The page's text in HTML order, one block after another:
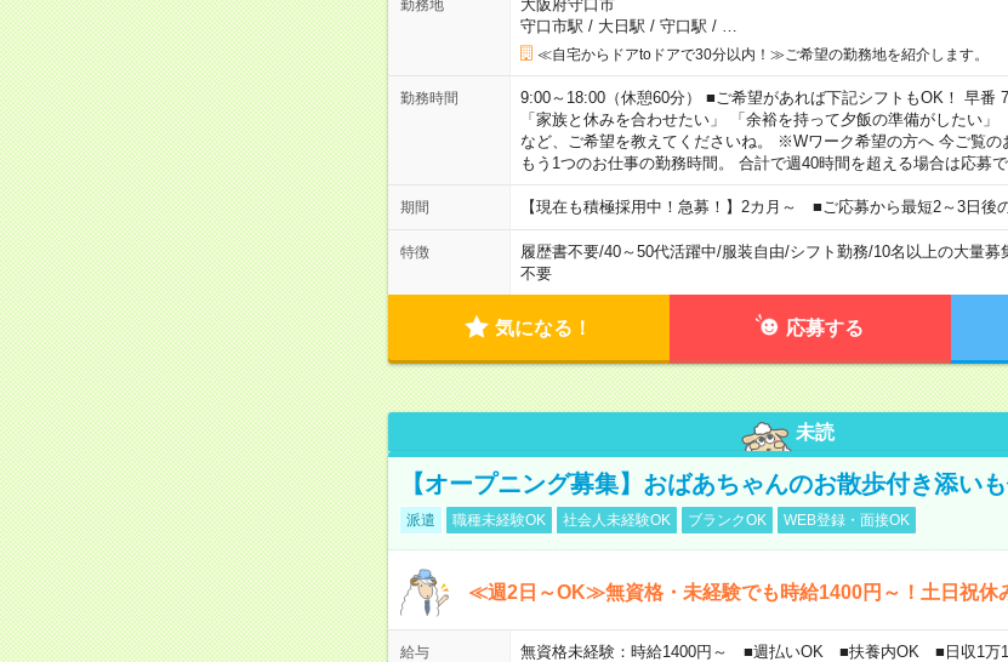
勤務地
大阪府守口市
守口市駅 / 大日駅 / 守口駅 /
≪自宅からドアtoドアで30分以内！≫ご希望の勤務地を紹介します。
勤務時間
9:00～18:00（休憩60分） ■ご希望があれば下記シフトもOK！ 早番
「家族と休みを合わせたい」 「余裕を持って夕飯の準備がしたい」
など、ご希望を教えてくださいね。 ※Wワーク希望の方へ 今ご覧の
もう1つのお仕事の勤務時間。 合計で週40時間を超える場合は応募で
期間 【現在も積極採用中！急募！】2カ月～ ■ご応募から最短2～3日後
特徴 履歴書不要/40～50代活躍中/服装自由/シフト勤務/10名以上の大量募
不要
気になる！ 応募する
未読
【オープニング募集】おばあちゃんのお散歩付き添い
派遣 職種未経験OK 社会人未経験OK ブランクOK WEB登録・面接OK
≪週2日～OK≫無資格・未経験でも時給1400円～！土日祝休
給与 無資格未経験：時給1400円～ ■週払いOK ■扶養内OK ■日収1万